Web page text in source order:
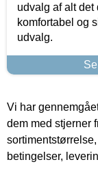
udvalg af alt det
komfortabel og
udvalg.
Vi har
dem med stjerner
betingelser,